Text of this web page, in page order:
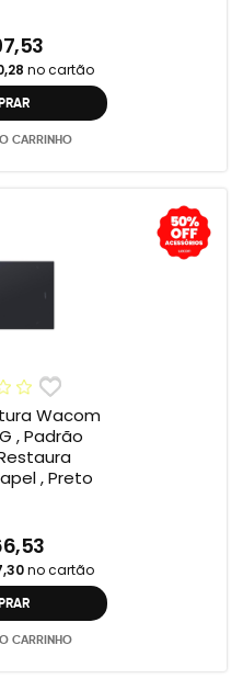
no cartão
CARRINHO
Wacom
, Padrão
, Preto
no cartão
CARRINHO